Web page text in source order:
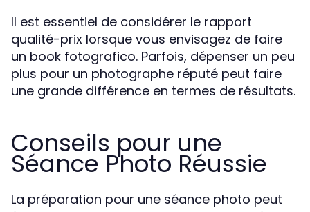
Il est essentiel de considérer le rapport
qualité-prix lorsque vous envisagez de faire
un book fotografico. Parfois, dépenser un peu
plus pour un photographe réputé peut faire
une grande différence en termes de résultats.
Conseils pour une
Séance Photo Réussie
La préparation pour une séance photo peut